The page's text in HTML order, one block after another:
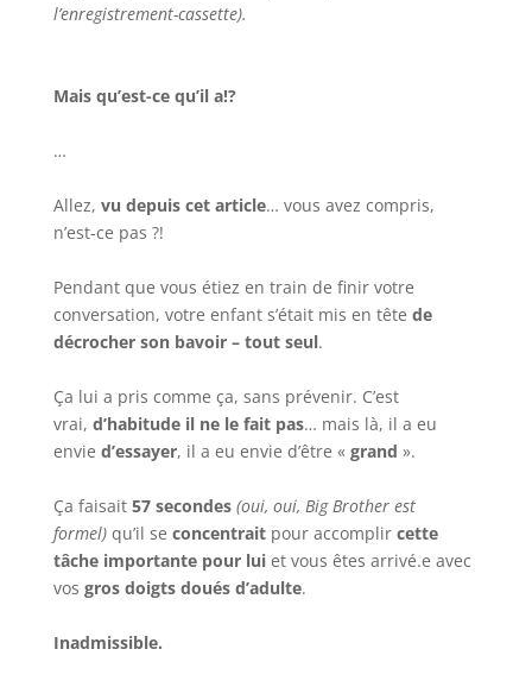
l’enregistrement-cassette).
Mais qu’est-ce qu’il a!?
…
Allez, vu depuis cet article… vous avez compris,
n’est-ce pas ?!
Pendant que vous étiez en train de finir votre
conversation, votre enfant s’était mis en tête de
décrocher son bavoir – tout seul.
Ça lui a pris comme ça, sans prévenir. C’est
vrai, d’habitude il ne le fait pas… mais là, il a eu
envie d’essayer, il a eu envie d’être « grand ».
Ça faisait 57 secondes(oui, oui, Big Brother est
formel)qu’il se concentraitpour accomplir cette
tâche importante pour luiet vous êtes arrivé.e avec
vos gros doigts doués d’adulte.
Inadmissible.